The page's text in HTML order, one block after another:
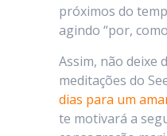
próximos do
agindo “por,
Assim, não deixe
meditações do
dias para um
te motivará a